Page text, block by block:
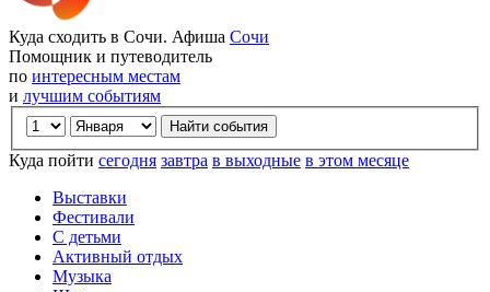
Куда сходить в Сочи. Афиша Сочи
Помощник и путеводитель
по интересным местам
и лучшим событиям
Куда пойти сегодня завтра в выходные в этом месяце
Выставки
Фестивали
С детьми
Активный отдых
Музыка